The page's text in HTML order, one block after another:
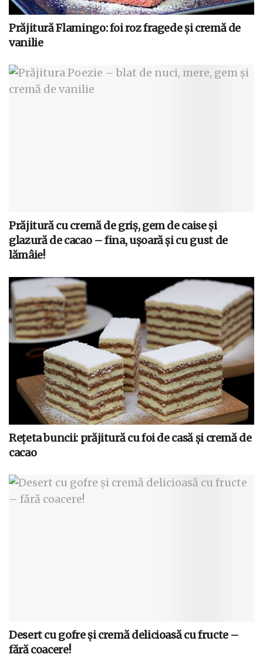
Prăjitură Flamingo: foi roz fragede și cremă de
vanilie
Prăjitură cu cremă de griș, gem de caise și
glazură de cacao – fina, ușoară și cu gust de
lămâie!
Rețeta buncii: prăjitură cu foi de casă și cremă de
cacao
Desert cu gofre și cremă delicioasă cu fructe –
fără coacere!